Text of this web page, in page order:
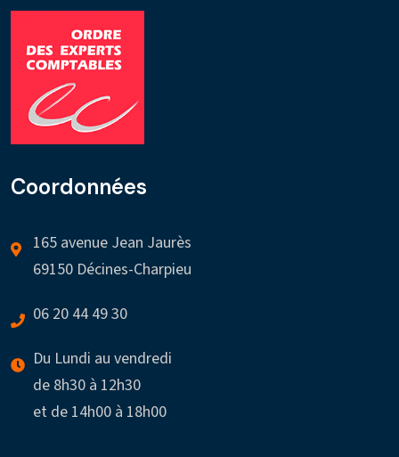
Coordonnées
165 avenue Jean Jaurès
69150 Décines-Charpieu
06 20 44 49 30
Du Lundi au vendredi
de 8h30 à 12h30
et de 14h00 à 18h00